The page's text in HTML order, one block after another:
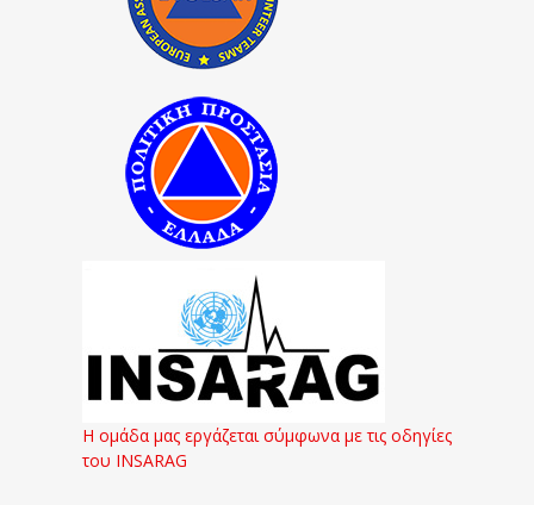
Η ομάδα μας εργάζεται σύμφωνα με τις οδηγίες
του INSARAG